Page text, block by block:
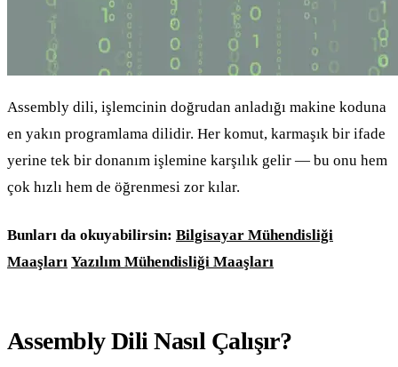
Assembly dili, işlemcinin doğrudan anladığı makine koduna
en yakın programlama dilidir. Her komut, karmaşık bir ifade
yerine tek bir donanım işlemine karşılık gelir — bu onu hem
çok hızlı hem de öğrenmesi zor kılar.
Bunları da okuyabilirsin: Bilgisayar Mühendisliği
Maaşları Yazılım Mühendisliği Maaşları
Assembly Dili Nasıl Çalışır?